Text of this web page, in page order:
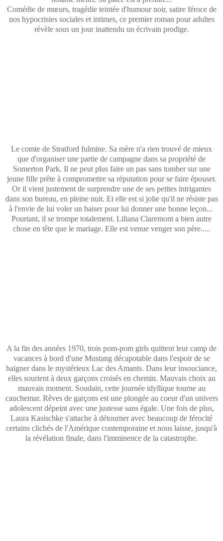
Comédie de mœurs, tragédie teintée d'humour noir, satire féroce de
nos hypocrisies sociales et intimes, ce premier roman pour adultes
révèle sous un jour inattendu un écrivain prodige.
Le comte de Stratford fulmine. Sa mère n'a rien trouvé de mieux
que d'organiser une partie de campagne dans sa propriété de
Somerton Park. Il ne peut plus faire un pas sans tomber sur une
jeune fille prête à compromettre sa réputation pour se faire épouser.
Or il vient justement de surprendre une de ses petites intrigantes
dans son bureau, en pleine nuit. Et elle est si jolie qu'il ne résiste pas
à l'envie de lui voler un baiser pour lui donner une bonne leçon...
Pourtant, il se trompe totalement. Liliana Claremont a bien autre
chose en tête que le mariage. Elle est venue venger son père.....
A la fin des années 1970, trois pom-pom girls quittent leur camp de
vacances à bord d'une Mustang décapotable dans l'espoir de se
baigner dans le mystérieux Lac des Amants. Dans leur insouciance,
elles sourient à deux garçons croisés en chemin. Mauvais choix au
mauvais moment. Soudain, cette journée idyllique tourne au
cauchemar. Rêves de garçons est une plongée au coeur d'un univers
adolescent dépeint avec une justesse sans égale. Une fois de plus,
Laura Kasischke s'attache à détourner avec beaucoup de férocité
certains clichés de l'Amérique contemporaine et nous laisse, jusqu'à
la révélation finale, dans l'imminence de la catastrophe.